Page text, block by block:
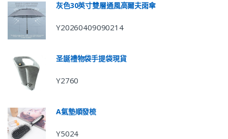
灰色30英寸雙層通風高爾夫雨傘
Y20260409090214
圣誕禮物袋手提袋現貨
Y2760
A氣墊順發梳
Y5024